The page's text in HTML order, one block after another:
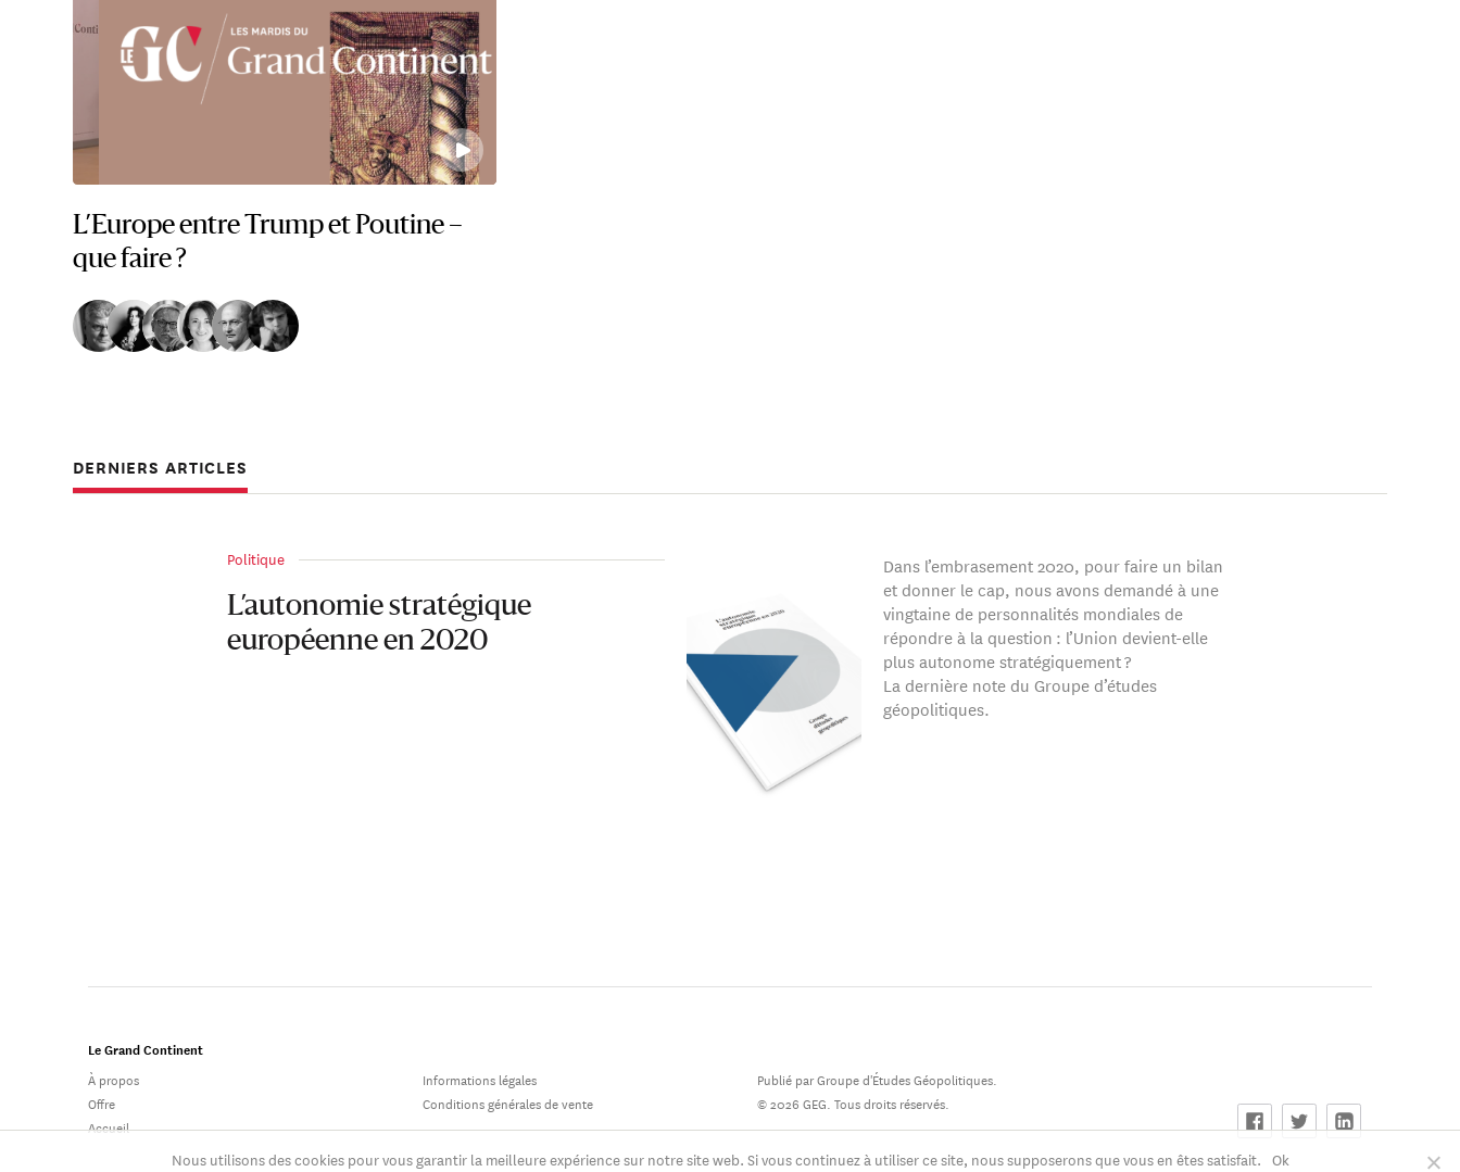
L’Europe entre Trump et Poutine –
que faire ?
DERNIERS ARTICLES
Politique
L’autonomie stratégique
européenne en 2020
Dans l’embrasement 2020, pour faire un bilan
et donner le cap, nous avons demandé à une
vingtaine de personnalités mondiales de
répondre à la question : l’Union devient-elle
plus autonome stratégiquement ?
La dernière note du Groupe d’études
géopolitiques.
Le Grand Continent
À propos
Offre
Accueil
Informations légales
Conditions générales de vente
Publié par Groupe d'Études Géopolitiques.
© 2026 GEG. Tous droits réservés.
Nous utilisons des cookies pour vous garantir la meilleure expérience sur notre site web. Si vous continuez à utiliser ce site, nous supposerons que vous en êtes satisfait. Ok